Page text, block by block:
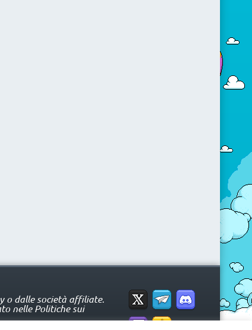
o dalle società affiliate.
nelle Politiche sui